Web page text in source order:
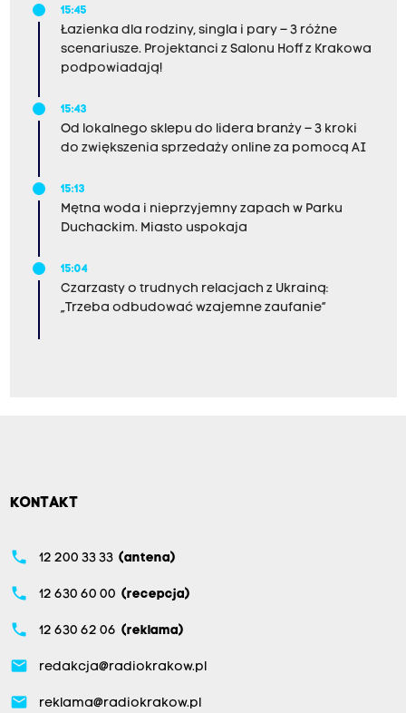
15:45
Łazienka dla rodziny, singla i pary – 3 różne
scenariusze. Projektanci z Salonu Hoff z Krakowa
podpowiadają!
15:43
Od lokalnego sklepu do lidera branży – 3 kroki
do zwiększenia sprzedaży online za pomocą AI
15:13
Mętna woda i nieprzyjemny zapach w Parku
Duchackim. Miasto uspokaja
15:04
Czarzasty o trudnych relacjach z Ukrainą:
„Trzeba odbudować wzajemne zaufanie”
KONTAKT
phone 12 200 33 33 (antena)
phone 12 630 60 00 (recepcja)
phone 12 630 62 06 (reklama)
email redakcja@radiokrakow.pl
email reklama@radiokrakow.pl